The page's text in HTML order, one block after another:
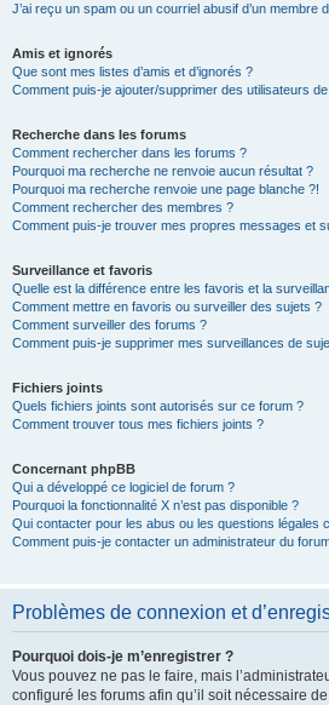
J’ai reçu un spam ou un courriel abusif d’un membre
Amis et ignorés
Que sont mes listes d’amis et d’ignorés ?
Comment puis-je ajouter/supprimer des utilisateurs de
Recherche dans les forums
Comment rechercher dans les forums ?
Pourquoi ma recherche ne renvoie aucun résultat ?
Pourquoi ma recherche renvoie une page blanche ?!
Comment rechercher des membres ?
Comment puis-je trouver mes propres messages et
Surveillance et favoris
Quelle est la différence entre les favoris et la
Comment mettre en favoris ou surveiller des sujets ?
Comment surveiller des forums ?
Comment puis-je supprimer mes surveillances de
Fichiers joints
Quels fichiers joints sont autorisés sur ce forum ?
Comment trouver tous mes fichiers joints ?
Concernant phpBB
Qui a développé ce logiciel de forum ?
Pourquoi la fonctionnalité X n’est pas disponible ?
Qui contacter pour les abus ou les questions légales
Comment puis-je contacter un administrateur du
Problèmes de connexion et
Pourquoi dois-je m’enregistrer ?
Vous pouvez ne pas le faire, mais
configuré les forums afin qu’il soit nécessaire